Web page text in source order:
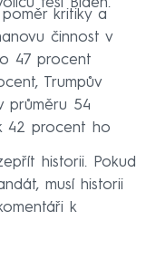
těší Biden.
kritiky a
činnost v
47 procent
Trumpův
průměru 54
42 procent ho
historii. Pokud
musí historii
k